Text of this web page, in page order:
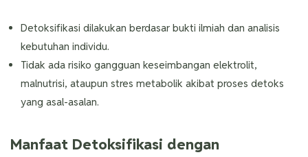
Detoksifikasi dilakukan berdasar bukti ilmiah dan analisis
kebutuhan individu.
Tidak ada risiko gangguan keseimbangan elektrolit,
malnutrisi, ataupun stres metabolik akibat proses detoks
yang asal-asalan.
Manfaat Detoksifikasi dengan